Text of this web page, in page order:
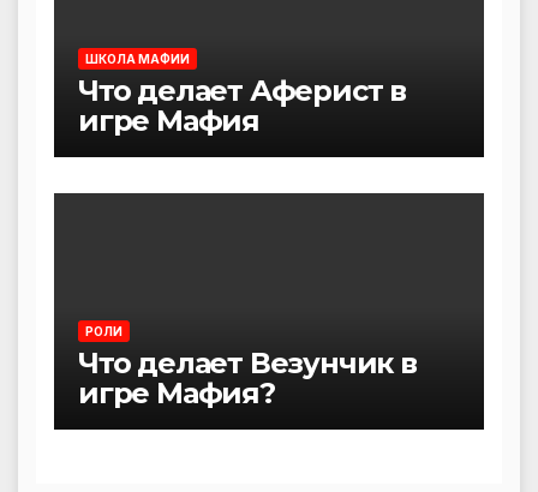
ШКОЛА МАФИИ
Что делает Аферист в
игре Мафия
РОЛИ
Что делает Везунчик в
игре Мафия?